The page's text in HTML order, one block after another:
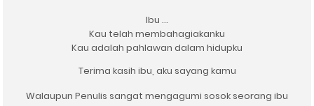
Ibu …
Kau telah membahagiakanku
Kau adalah pahlawan dalam hidupku
Terima kasih ibu, aku sayang kamu
Walaupun Penulis sangat mengagumi sosok seorang ibu